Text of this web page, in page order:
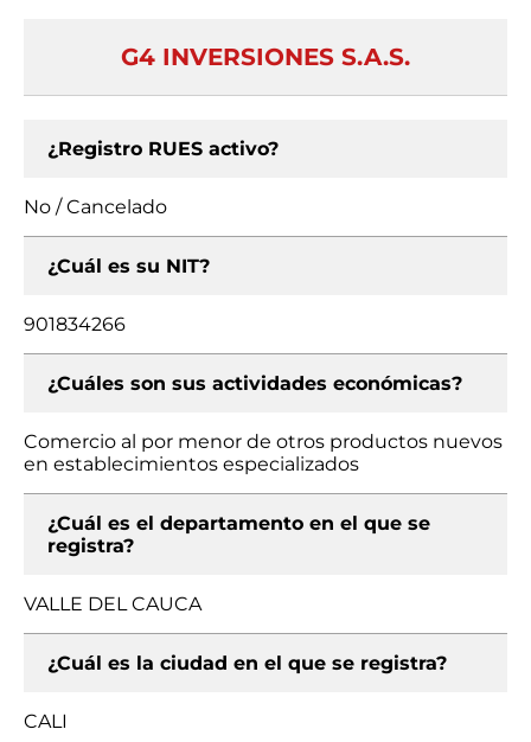
G4 INVERSIONES S.A.S.
¿Registro RUES activo?
No / Cancelado
¿Cuál es su NIT?
901834266
¿Cuáles son sus actividades económicas?
Comercio al por menor de otros productos nuevos
en establecimientos especializados
¿Cuál es el departamento en el que se
registra?
VALLE DEL CAUCA
¿Cuál es la ciudad en el que se registra?
CALI